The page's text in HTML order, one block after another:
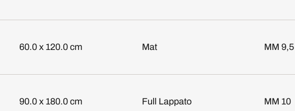
60.0 x 120.0 cm Mat MM 9,5
90.0 x 180.0 cm Full Lappato MM 10